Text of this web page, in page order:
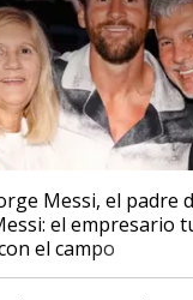
Messi, el padre
el empresario
el campo